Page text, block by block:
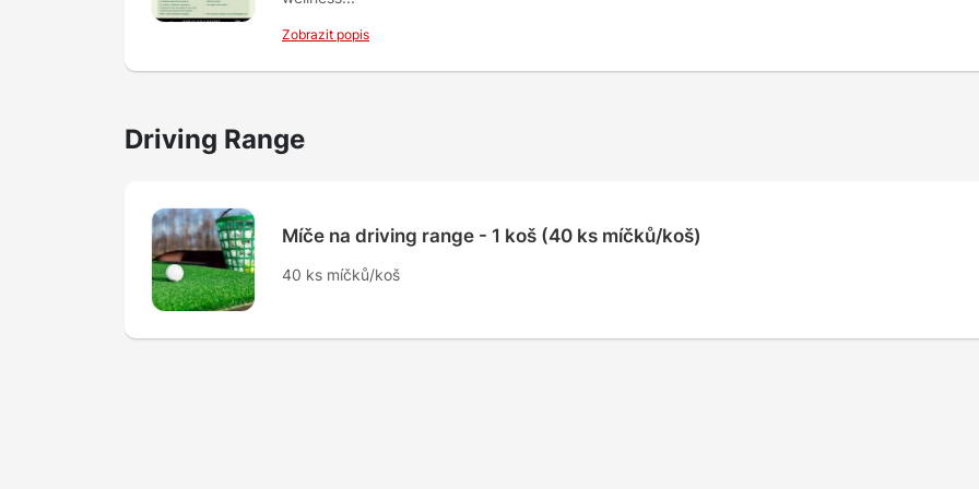
Zobrazit popis
Driving Range
Míče na driving range - 1 koš (40 ks míčků/koš)
40 ks míčků/koš